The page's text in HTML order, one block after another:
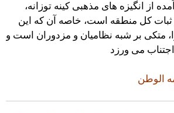
از انگیزه های مذهبی کینه توزانه،
کل منطقه است، خاصه آن که این
متکی بر شبه نظامیان و مزدوران است و
می ورزد
الوطن